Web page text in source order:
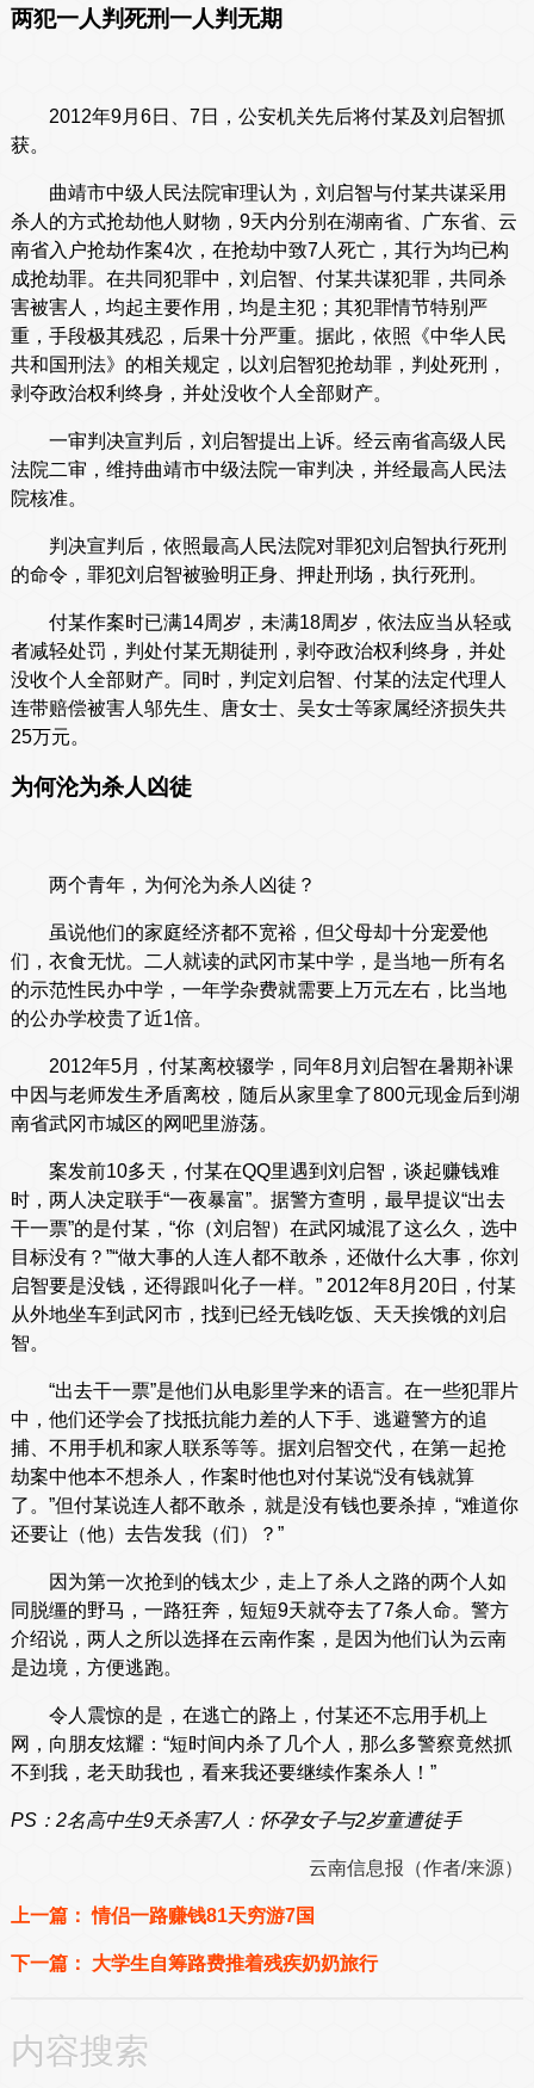
两犯一人判死刑一人判无期
2012年9月6日、7日，公安机关先后将付某及刘启智抓
获。
曲靖市中级人民法院审理认为，刘启智与付某共谋采用
杀人的方式抢劫他人财物，9天内分别在湖南省、广东省、云
南省入户抢劫作案4次，在抢劫中致7人死亡，其行为均已构
成抢劫罪。在共同犯罪中，刘启智、付某共谋犯罪，共同杀
害被害人，均起主要作用，均是主犯；其犯罪情节特别严
重，手段极其残忍，后果十分严重。据此，依照《中华人民
共和国刑法》的相关规定，以刘启智犯抢劫罪，判处死刑，
剥夺政治权利终身，并处没收个人全部财产。
一审判决宣判后，刘启智提出上诉。经云南省高级人民
法院二审，维持曲靖市中级法院一审判决，并经最高人民法
院核准。
判决宣判后，依照最高人民法院对罪犯刘启智执行死刑
的命令，罪犯刘启智被验明正身、押赴刑场，执行死刑。
付某作案时已满14周岁，未满18周岁，依法应当从轻或
者减轻处罚，判处付某无期徒刑，剥夺政治权利终身，并处
没收个人全部财产。同时，判定刘启智、付某的法定代理人
连带赔偿被害人邬先生、唐女士、吴女士等家属经济损失共
25万元。
为何沦为杀人凶徒
两个青年，为何沦为杀人凶徒？
虽说他们的家庭经济都不宽裕，但父母却十分宠爱他
们，衣食无忧。二人就读的武冈市某中学，是当地一所有名
的示范性民办中学，一年学杂费就需要上万元左右，比当地
的公办学校贵了近1倍。
2012年5月，付某离校辍学，同年8月刘启智在暑期补课
中因与老师发生矛盾离校，随后从家里拿了800元现金后到湖
南省武冈市城区的网吧里游荡。
案发前10多天，付某在QQ里遇到刘启智，谈起赚钱难
时，两人决定联手“一夜暴富”。据警方查明，最早提议“出去
干一票”的是付某，“你（刘启智）在武冈城混了这么久，选中
目标没有？”“做大事的人连人都不敢杀，还做什么大事，你刘
启智要是没钱，还得跟叫化子一样。” 2012年8月20日，付某
从外地坐车到武冈市，找到已经无钱吃饭、天天挨饿的刘启
智。
“出去干一票”是他们从电影里学来的语言。在一些犯罪片
中，他们还学会了找抵抗能力差的人下手、逃避警方的追
捕、不用手机和家人联系等等。据刘启智交代，在第一起抢
劫案中他本不想杀人，作案时他也对付某说“没有钱就算
了。”但付某说连人都不敢杀，就是没有钱也要杀掉，“难道你
还要让（他）去告发我（们）？”
因为第一次抢到的钱太少，走上了杀人之路的两个人如
同脱缰的野马，一路狂奔，短短9天就夺去了7条人命。警方
介绍说，两人之所以选择在云南作案，是因为他们认为云南
是边境，方便逃跑。
令人震惊的是，在逃亡的路上，付某还不忘用手机上
网，向朋友炫耀：“短时间内杀了几个人，那么多警察竟然抓
不到我，老天助我也，看来我还要继续作案杀人！”
PS：2名高中生9天杀害7人：怀孕女子与2岁童遭徒手
云南信息报（作者/来源）
上一篇：情侣一路赚钱81天穷游7国
下一篇： 大学生自筹路费推着残疾奶奶旅行
内容搜索